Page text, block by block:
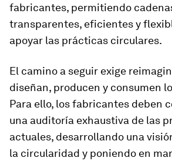
fabricantes, permitiendo
transparentes, eficientes y
apoyar las prácticas circulares.
El camino a seguir exige
diseñan, producen y consumen
Para ello, los fabricantes deben
una auditoría exhaustiva de las
actuales, desarrollando una
la circularidad y poniendo en